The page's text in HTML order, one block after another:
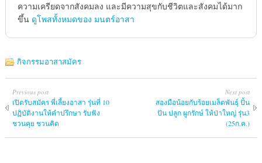
ความเครียดจากสังคมลง และมีความสุขกับชีวิตและสังคมได้มาก
ขึ้น ดูโพสทั้งหมดของ มนตร์อาสา
กิจกรรมอาสาสมัคร
Previous post
เปิดรับสมัคร พี่เลี้ยงอาสา รุ่นที่ 10
ปฏิบัติงานให้คำปรึกษา รับฟัง
ชวนคุย ชวนคิด
Next post
สองมือน้อยกับร้อยเมล็ดพันธุ์ ปั้น
ปัน ปลูก ผูกรักษ์ ให้ป่าใหญ่ รุ่น3
(25ก.ค.)